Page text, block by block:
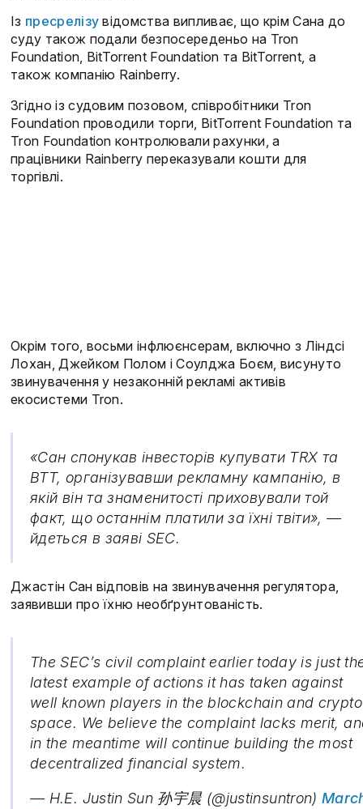
Із пресрелізу відомства випливає, що крім Сана до
суду також подали безпосереденьо на Tron
Foundation, BitTorrent Foundation та BitTorrent, а
також компанію Rainberry.
Згідно із судовим позовом, співробітники Tron
Foundation проводили торги, BitTorrent Foundation та
Tron Foundation контролювали рахунки, а
працівники Rainberry переказували кошти для
торгівлі.
Окрім того, восьми інфлюєнсерам, включно з Ліндсі
Лохан, Джейком Полом і Соулджа Боєм, висунуто
звинувачення у незаконній рекламі активів
екосистеми Tron.
«Сан спонукав інвесторів купувати TRX та
BTT, організувавши рекламну кампанію, в
якій він та знаменитості приховували той
факт, що останнім платили за їхні твіти», —
йдеться в заяві SEC.
Джастін Сан відповів на звинувачення регулятора,
заявивши про їхню необґрунтованість.
The SEC’s civil complaint earlier today is just
latest example of actions it has taken against
well known players in the blockchain and crypto
space. We believe the complaint lacks merit,
in the meantime will continue building the most
decentralized financial system.
— H.E. Justin Sun 孙宇晨 (@justinsuntron)